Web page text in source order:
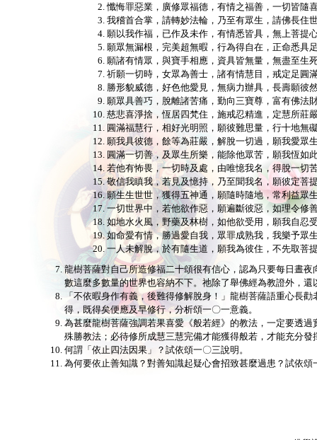
懺悔罪惡業，廣修眾福德，有情之福善，一切皆隨
我稽首合掌，請轉妙法輪，乃至有眾生，請佛長住
願以我作福，已作及未作，有情悉皆具，無上菩提
願眾無漏根，完美超無暇，行為得自在，正命悉具
願諸有情眾，與寶手相應，資具皆無量，無盡至生
祈願一切時，女眾為善士，諸有情慧目，戒定足圓
勝形貌威德，好色他愛見，無病力辦具，長壽願彼
願眾具善巧，脫離諸苦痛，勤向三寶尊，富有佛法
慈悲喜淨捨，恆居四梵住，施戒忍精進，定慧所莊
圓滿福慧行，相好光明照，願彼難思量，行十地無
願我具彼德，餘等為莊嚴，解脫一切過，願我愛眾
圓滿一切善，及眾生所樂，能除他眾苦，願我恆如
若他有怖畏，一切時及處，由唯憶我名，得脫一切
敬信我瞋我，若見及憶持，乃至聞我名，願彼定菩
願生生世世，獲得五神通，願隨時隨地，常利益眾
一切世界中，若他欲作惡，願遍斷彼惡，如理令修
如地水火風，野藥及林樹，如他欲受用，願我自忍
如命愛有情，勝過愛自我，眾罪成熟我，我樂予眾
一人未解脫，於有隨生道，願我為彼住，不先取菩
龍樹菩薩對自己所造修福二十頌很有信心，認為只要每日晝
數這麼多數量的世界也容納不下。祂除了舉佛經為教證外，
「不依暇身作有義，後難得修解脫身！」龍樹菩薩語重心長
得，既得矣便應及早修行，分析頌一〇一意義。
為甚麼龍樹菩薩強調若果喜愛《般若經》的教法，一定要透
殊勝教法；必待修所成慧三慧完備才能獲得般若，才能充分
何謂「依止四法因果」？試依頌一〇三說明。
為何要依止善知識？對善知識起疑心會招致甚麼過患？試依頌